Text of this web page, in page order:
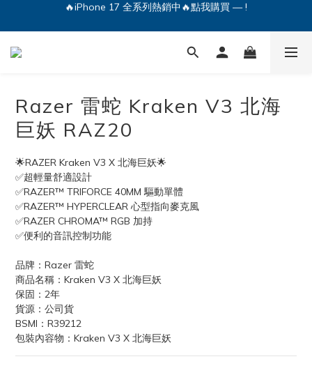
🔥iPhone 17 全系列熱銷中🔥點我購買 — !
💕加入Q哥 Line 新好友領優惠券！🎫
🔥iPhone 17 全系列熱銷中🔥點我購買 — !
Razer 雷蛇 Kraken V3 北海
巨妖 RAZ20
🌟RAZER Kraken V3 X 北海巨妖🌟
✅超輕量舒適設計
✅RAZER™ TRIFORCE 40MM 驅動單體
✅RAZER™ HYPERCLEAR 心型指向麥克風
✅RAZER CHROMA™ RGB 加持
✅便利的音訊控制功能
品牌：Razer 雷蛇
商品名稱：Kraken V3 X 北海巨妖
保固：2年
貨源：公司貨
BSMI：R39212
包裝內容物：Kraken V3 X 北海巨妖